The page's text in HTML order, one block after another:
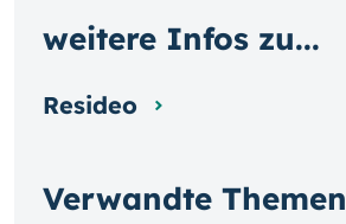
Verwandte Themen
weitere Infos zu...
Resideo